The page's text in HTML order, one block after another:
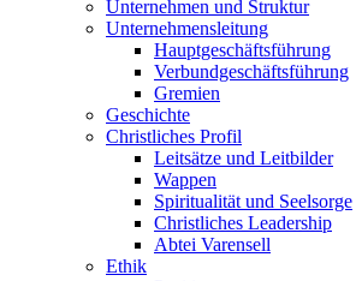
Unternehmen und Struktur
Unternehmensleitung
Hauptgeschäftsführung
Verbundgeschäftsführung
Gremien
Geschichte
Christliches Profil
Leitsätze und Leitbilder
Wappen
Spiritualität und Seelsorge
Christliches Leadership
Abtei Varensell
Ethik